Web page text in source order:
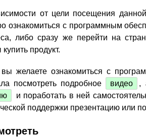
от цели посещения
ознакомиться с программным
либо сразу же перейти на
купить продукт.
желаете ознакомиться с
посмотреть подробное
видео ,
и поработать в ней
поддержки презентацию или